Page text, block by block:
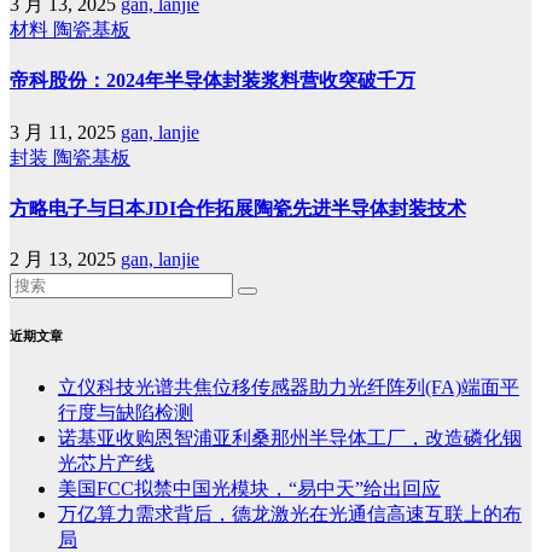
3 月 13, 2025 gan, lanjie
材料 陶瓷基板
帝科股份：2024年半导体封装浆料营收突破千万
3 月 11, 2025 gan, lanjie
封装 陶瓷基板
方略电子与日本JDI合作拓展陶瓷先进半导体封装技术
2 月 13, 2025 gan, lanjie
近期文章
立仪科技光谱共焦位移传感器助力光纤阵列(FA)端面平
行度与缺陷检测
诺基亚收购恩智浦亚利桑那州半导体工厂，改造磷化铟
光芯片产线
美国FCC拟禁中国光模块，“易中天”给出回应
万亿算力需求背后，德龙激光在光通信高速互联上的布
局